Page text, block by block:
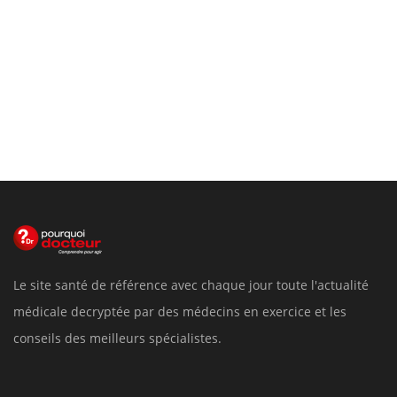
Le site santé de référence avec chaque jour toute l'actualité
médicale decryptée par des médecins en exercice et les
conseils des meilleurs spécialistes.